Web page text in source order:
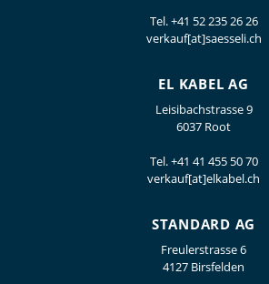
Tel.+41 52 235 26 26
verkauf[at]saesseli.ch
EL KABEL AG
Leisibachstrasse 9
6037 Root
Tel.+41 41 455 50 70
verkauf[at]elkabel.ch
STANDARD AG
Freulerstrasse 6
4127 Birsfelden